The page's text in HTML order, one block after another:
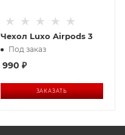
Чехол Luxo Airpods 3
Под заказ
990 ₽
ЗАКАЗАТЬ